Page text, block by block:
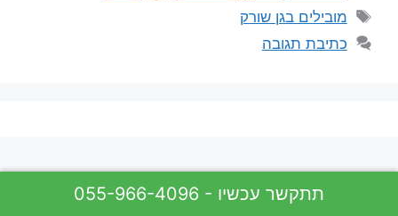
תגיות
מובילים בגן שורק
כתיבת תגובה
055-966-4096 - תתקשר עכשיו